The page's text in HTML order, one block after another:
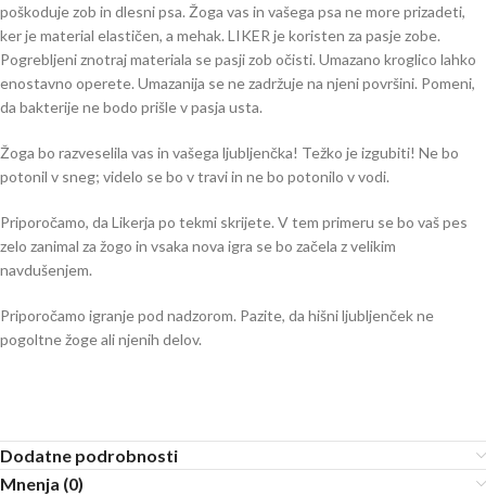
poškoduje zob in dlesni psa. Žoga vas in vašega psa ne more prizadeti,
ker je material elastičen, a mehak. LIKER je koristen za pasje zobe.
Pogrebljeni znotraj materiala se pasji zob očisti. Umazano kroglico lahko
enostavno operete. Umazanija se ne zadržuje na njeni površini. Pomeni,
da bakterije ne bodo prišle v pasja usta.
Žoga bo razveselila vas in vašega ljubljenčka! Težko je izgubiti! Ne bo
potonil v sneg; videlo se bo v travi in ​​ne bo potonilo v vodi.
Priporočamo, da Likerja po tekmi skrijete. V tem primeru se bo vaš pes
zelo zanimal za žogo in vsaka nova igra se bo začela z velikim
navdušenjem.
Priporočamo igranje pod nadzorom. Pazite, da hišni ljubljenček ne
pogoltne žoge ali njenih delov.
Dodatne podrobnosti
Mnenja (0)